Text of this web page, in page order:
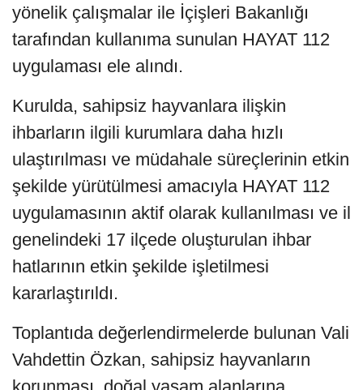
yönelik çalışmalar ile İçişleri Bakanlığı
tarafından kullanıma sunulan HAYAT 112
uygulaması ele alındı.
Kurulda, sahipsiz hayvanlara ilişkin
ihbarların ilgili kurumlara daha hızlı
ulaştırılması ve müdahale süreçlerinin etkin
şekilde yürütülmesi amacıyla HAYAT 112
uygulamasının aktif olarak kullanılması ve il
genelindeki 17 ilçede oluşturulan ihbar
hatlarının etkin şekilde işletilmesi
kararlaştırıldı.
Toplantıda değerlendirmelerde bulunan Vali
Vahdettin Özkan, sahipsiz hayvanların